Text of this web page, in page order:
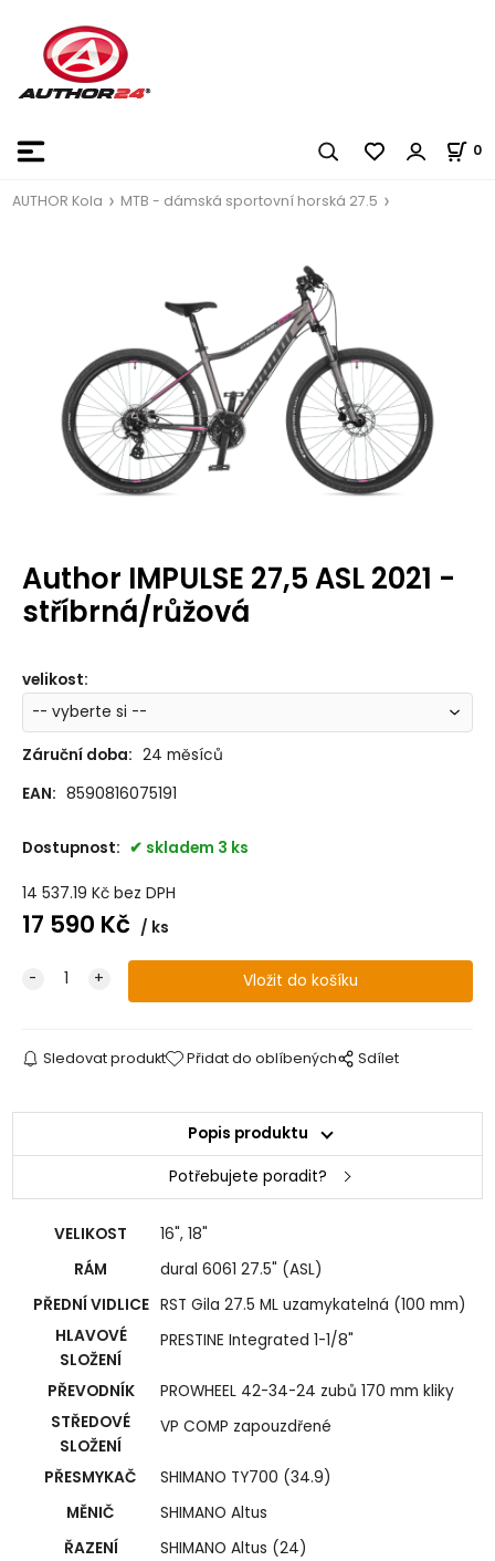
0
AUTHOR Kola MTB - dámská sportovní horská 27.5
Author IMPULSE 27,5 ASL 2021 -
stříbrná/růžová
velikost:
Záruční doba: 24 měsíců
EAN: 8590816075191
Dostupnost: skladem 3 ks
14 537.19 Kč bez DPH
17 590 Kč ks
Sledovat produkt Přidat do oblíbených Sdílet
Popis produktu
Potřebujete poradit?
VELIKOST
16", 18"
RÁM
dural 6061 27.5" (ASL)
PŘEDNÍ VIDLICE RST Gila 27.5 ML uzamykatelná (100 mm)
HLAVOVÉ
SLOŽENÍ
PRESTINE Integrated 1-1/8"
PŘEVODNÍK
PROWHEEL 42-34-24 zubů 170 mm kliky
STŘEDOVÉ
SLOŽENÍ
VP COMP zapouzdřené
PŘESMYKAČ
SHIMANO TY700 (34.9)
MĚNIČ
SHIMANO Altus
ŘAZENÍ
SHIMANO Altus (24)